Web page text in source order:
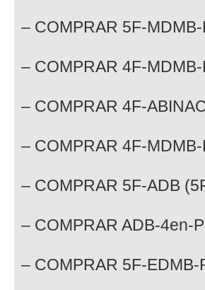
– COMPRAR 5F-
– COMPRAR 4F-
– COMPRAR 4F-
– COMPRAR 4F-
– COMPRAR 5F-ADB
– COMPRAR ADB-4en-
– COMPRAR 5F-EDMB-